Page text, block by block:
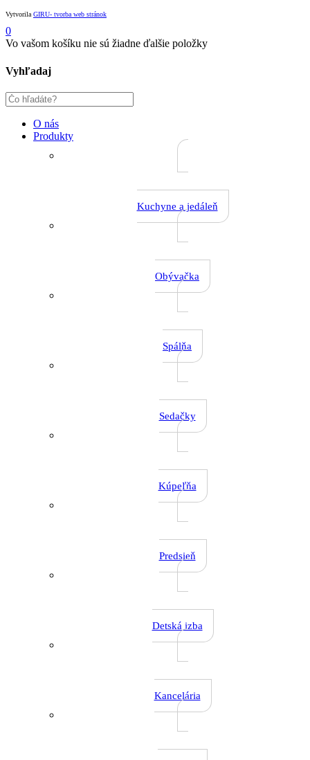
VytvorilaGIRU- tvorba web stránok
0
Vo vašom košíku nie sú žiadne ďalšie položky
Vyhľadaj
O nás
Produkty
Kuchyne a jedáleň
Obývačka
Spálňa
Sedačky
Kúpeľňa
Predsieň
Detská izba
Kancelária